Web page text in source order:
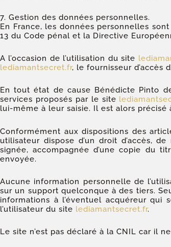
7. Gestion des données personnelles.
En France, les données personnelles
13 du Code pénal et la Directive
A l’occasion de l’utilisation du site
lediamantsecret.fr, le fournisseur d’accès
En tout état de cause Bénédicte Pinto
services proposés par le site
lui-même à leur saisie. Il est alors précisé
Conformément aux dispositions des
utilisateur dispose d’un droit d’accès,
signée, accompagnée d’une copie du
envoyée.
Aucune information personnelle de
sur un support quelconque à des tiers.
informations à l’éventuel acquéreur
l’utilisateur du site lediamantsecret.fr.
Le site n’est pas déclaré à la CNIL car il